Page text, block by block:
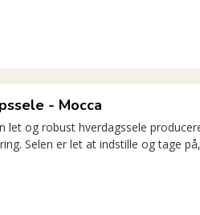
- Mocca
let og robust hverdagssele
Selen er let at indstille og tage